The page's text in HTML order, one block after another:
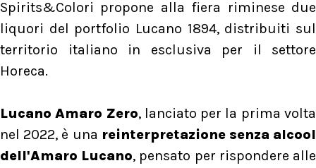
Spirits&Colori propone alla fiera riminese due
liquori del portfolio Lucano 1894, distribuiti sul
territorio italiano in esclusiva per il settore
Horeca.
Lucano Amaro Zero, lanciato per la prima volta
nel 2022, è una reinterpretazione senza alcool
dell'Amaro Lucano, pensato per rispondere alle